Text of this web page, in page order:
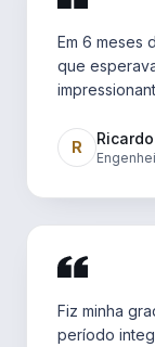
Em 6 meses
que
R
Fiz minha
período